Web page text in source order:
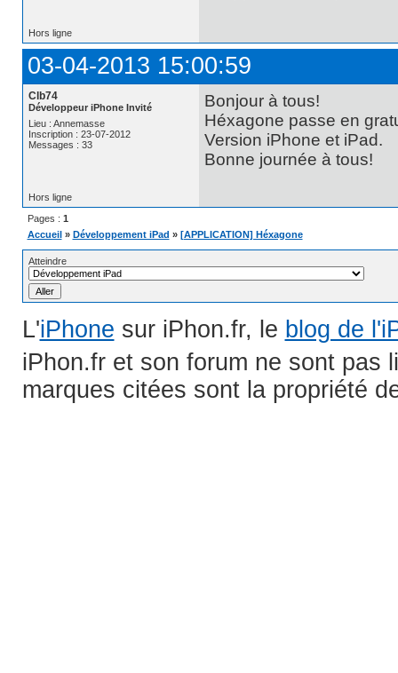
Hors ligne
03-04-2013 15:00:59
Clb74
Développeur iPhone Invité
Lieu : Annemasse
Inscription : 23-07-2012
Messages : 33
Bonjour à tous!
Héxagone passe en
Version iPhone et iPad.
Bonne journée à tous!
Hors ligne
Pages : 1
Accueil » Développement iPad » [APPLICATION] Héxagone
Atteindre
L'iPhone sur iPhon.fr, le blog de
iPhon.fr et son forum ne sont pas
marques citées sont la propriété